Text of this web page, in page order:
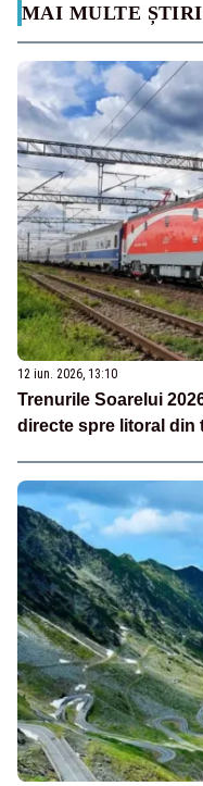
MAI MULTE
12 iun. 2026, 13:10
Trenurile Soarelui
directe spre litoral din